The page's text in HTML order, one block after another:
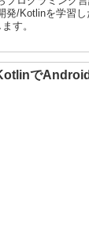
発/Kotlinを学習
す。
で